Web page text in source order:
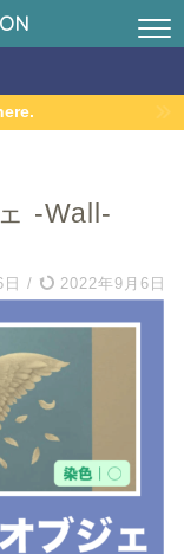
-Wall-
/ 2022年9月6日